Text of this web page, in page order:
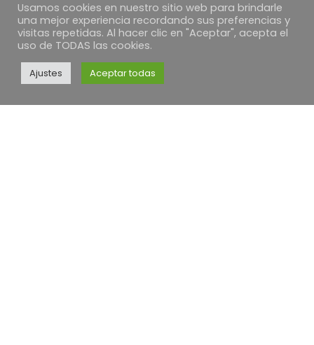
Usamos cookies en nuestro sitio web para brindarle
una mejor experiencia recordando sus preferencias y
visitas repetidas. Al hacer clic en "Aceptar", acepta el
uso de TODAS las cookies.
Ajustes Aceptar todas